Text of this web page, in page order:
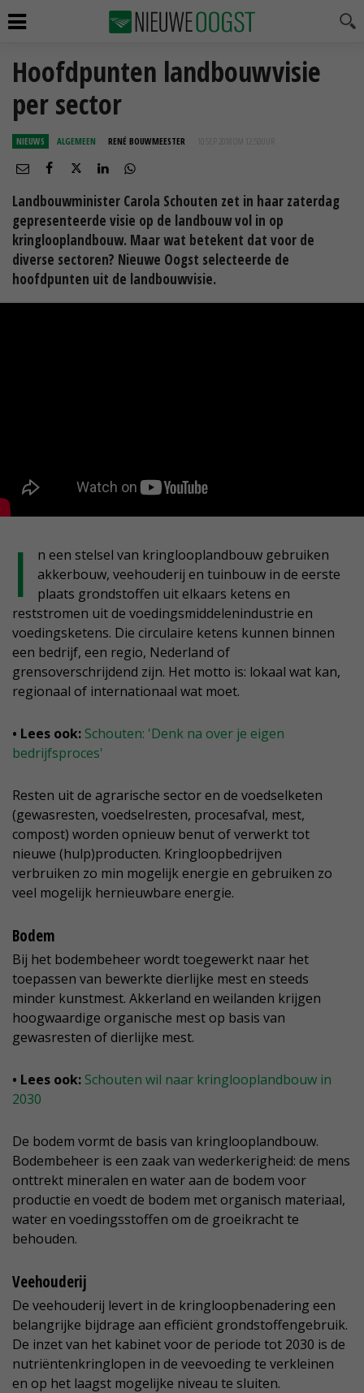
Hoofdpunten landbouwvisie
per sector
NIEUWS ALGEMEEN RENÉ BOUWMEESTER 10 SEP 2018 OM 12:50
Landbouwminister Carola Schouten zet in haar zaterdag
gepresenteerde visie op de landbouw vol in op
kringlooplandbouw. Maar wat betekent dat voor de
diverse sectoren? Nieuwe Oogst selecteerde de
hoofdpunten uit de landbouwvisie.
I
n een stelsel van kringlooplandbouw gebruiken
akkerbouw, veehouderij en tuinbouw in de eerste
plaats grondstoffen uit elkaars ketens en
reststromen uit de voedingsmiddelenindustrie en
voedingsketens. Die circulaire ketens kunnen binnen
een bedrijf, een regio, Nederland of
grensoverschrijdend zijn. Het motto is: lokaal wat kan,
regionaal of internationaal wat moet.
• Lees ook: Schouten: 'Denk na over je eigen
bedrijfsproces'
Resten uit de agrarische sector en de voedselketen
(gewasresten, voedselresten, procesafval, mest,
compost) worden opnieuw benut of verwerkt tot
nieuwe (hulp)producten. Kringloopbedrijven
verbruiken zo min mogelijk energie en gebruiken zo
veel mogelijk hernieuwbare energie.
Bodem
Bij het bodembeheer wordt toegewerkt naar het
toepassen van bewerkte dierlijke mest en steeds
minder kunstmest. Akkerland en weilanden krijgen
hoogwaardige organische mest op basis van
gewasresten of dierlijke mest.
• Lees ook: Schouten wil naar kringlooplandbouw in
2030
De bodem vormt de basis van kringlooplandbouw.
Bodembeheer is een zaak van wederkerigheid: de mens
onttrekt mineralen en water aan de bodem voor
productie en voedt de bodem met organisch materiaal,
water en voedingsstoffen om de groeikracht te
behouden.
Veehouderij
De veehouderij levert in de kringloopbenadering een
belangrijke bijdrage aan efficiënt grondstoffengebruik.
De inzet van het kabinet voor de periode tot 2030 is de
nutriëntenkringlopen in de veevoeding te verkleinen
en op het laagst mogelijke niveau te sluiten.